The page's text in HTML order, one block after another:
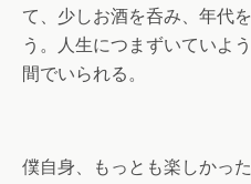
て、少しお酒を呑み、年代
う。人生につまずいていよ
間でいられる。
僕自身、もっとも楽しかっ